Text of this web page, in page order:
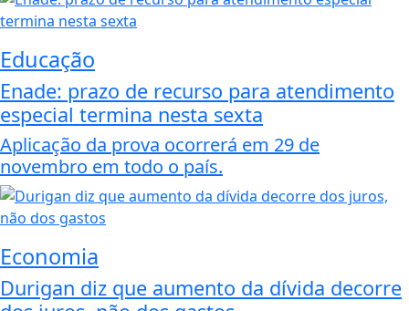
Educação
Enade: prazo de recurso para atendimento
especial termina nesta sexta
Aplicação da prova ocorrerá em 29 de
novembro em todo o país.
Economia
Durigan diz que aumento da dívida decorre